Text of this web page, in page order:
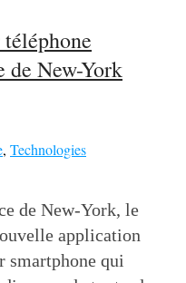
de New-York
, Technologies
de New-York, le
application
smartphone qui